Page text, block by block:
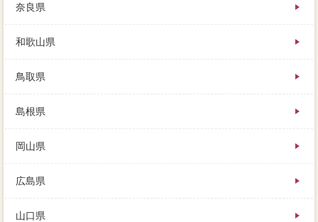
奈良県
和歌山県
鳥取県
島根県
岡山県
広島県
山口県